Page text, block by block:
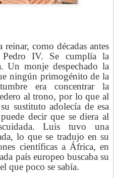
como décadas antes
IV. Se cumplía la
Un monje despechado la
ningún primogénito de la
era concentrar la
al trono, por lo que al
sustituto adolecía de esa
decir que se diera al
Luis tuvo una
lo que se tradujo en su
científicas a África, en
país europeo buscaba su
que poco se sabía.